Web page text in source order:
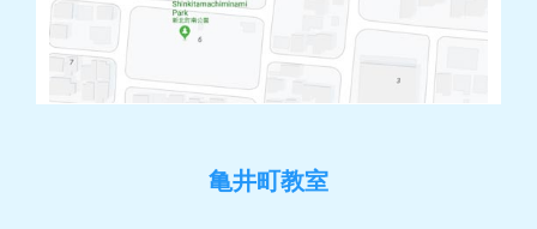
亀井町教室